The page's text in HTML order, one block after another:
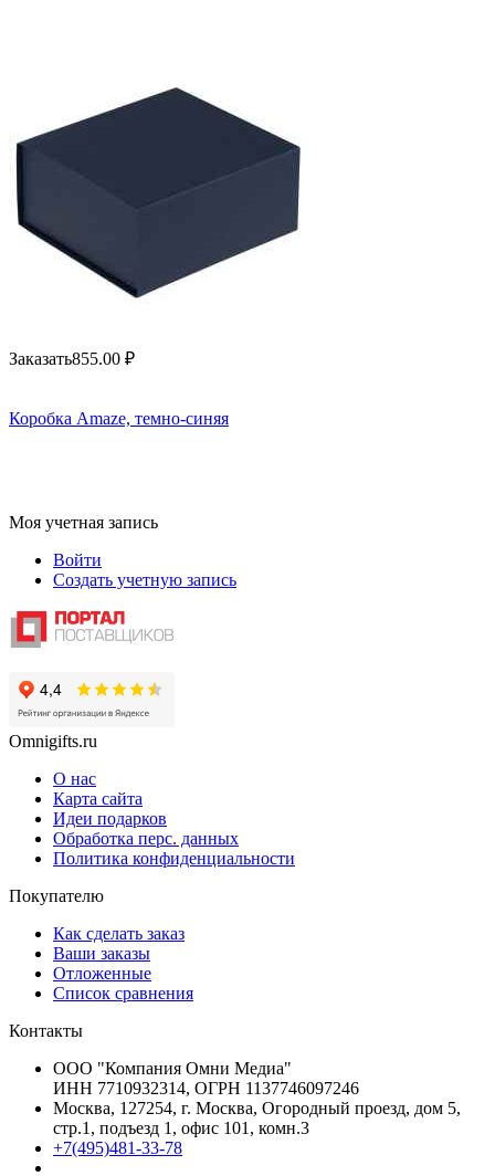
Заказать855.00 ₽
Коробка Amaze, темно-синяя
Моя учетная запись
Войти
Создать учетную запись
Omnigifts.ru
О нас
Карта сайта
Идеи подарков
Обработка перс. данных
Политика конфиденциальности
Покупателю
Как сделать заказ
Ваши заказы
Отложенные
Список сравнения
Контакты
ООО "Компания Омни Медиа"
ИНН 7710932314, ОГРН 1137746097246
Москва, 127254, г. Москва, Огородный проезд, дом 5,
стр.1, подъезд 1, офис 101, комн.3
+7(495)481-33-78